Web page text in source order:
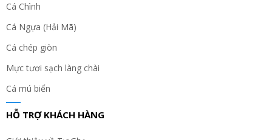
Cá Chình
Cá Ngựa (Hải Mã)
Cá chép giòn
Mực tươi sạch làng chài
Cá mú biển
HỖ TRỢ KHÁCH HÀNG